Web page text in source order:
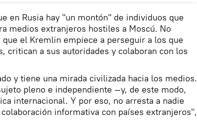
en Rusia hay "un montón" de individuos que
medios extranjeros hostiles a Moscú. No
el Kremlin empiece a perseguir a los que
critican a sus autoridades y colaboran con los
y tiene una mirada civilizada hacia los medios.
pleno e independiente —y, de este modo,
internacional. Y por eso, no arresta a nadie
informativa con países extranjeros",